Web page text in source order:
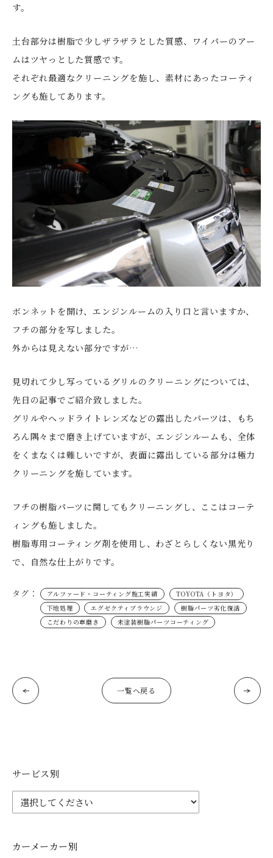
す。
土台部分は樹脂で少しザラザラとした質感、ワイパーのアー
ムはツヤっとした質感です。
それぞれ最適なクリーニングを施し、素材にあったコーティ
ングも施してあります。
ボンネットを開け、エンジンルームの入り口と言いますか、
フチの部分を写しました。
外からは見えない部分ですが…
見切れて少し写っているグリルのクリーニングについては、
先日の記事でご紹介致しました。
グリルやヘッドライトレンズなどの露出したパーツは、もち
ろん隅々まで磨き上げていますが、エンジンルームも、全体
をくまなくは難しいですが、表面に露出している部分は極力
クリーニングを施しています。
フチの樹脂パーツに関してもクリーニングし、ここはコーテ
ィングも施しました。
樹脂専用コーティング剤を使用し、わざとらしくない黒光り
で、自然な仕上がりです。
タグ： アルファード・コーティング施工実績
TOYOTA（トヨタ）
下地処理
エグゼクティブラウンジ
樹脂パーツ劣化復活
こだわりの車磨き
未塗装樹脂パーツコーティング
一覧へ戻る
サービス別
カーメーカー別